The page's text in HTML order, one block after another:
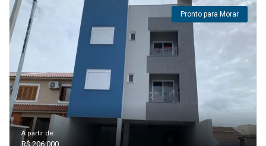
Pronto para Morar
A partir de:
R$ 206.000